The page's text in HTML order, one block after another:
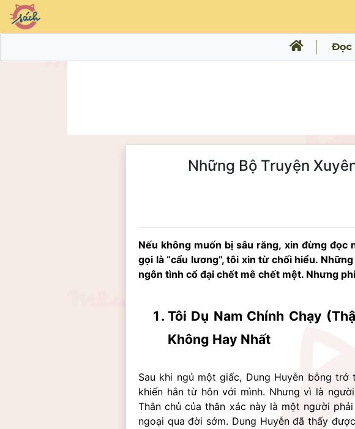
Đọc
Những Bộ Truyện
Nếu không muốn bị sâu răng, xin đừng đọc
gọi là “cẩu lương”, tôi xin từ chối hiểu.
ngôn tình cổ đại chết mê chết mệt. Nhưng
Tôi Dụ Nam Chính Chạy
Không Hay Nhất
Sau khi ngủ một giấc, Dung Huyễn bỗng
khiến hắn từ hôn với mình. Nhưng vì là
Thân chủ của thân xác này là một người
ngoại qua đời sớm. Dung Huyễn đã thấy